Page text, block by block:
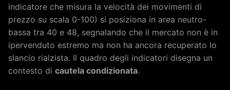
indicatore che misura la velocità dei movimenti di
prezzo su scala 0-100) si posiziona in area neutro-
bassa tra 40 e 48, segnalando che il mercato non è in
ipervenduto estremo ma non ha ancora recuperato lo
slancio rialzista. Il quadro degli indicatori disegna un
contesto di cautela condizionata.